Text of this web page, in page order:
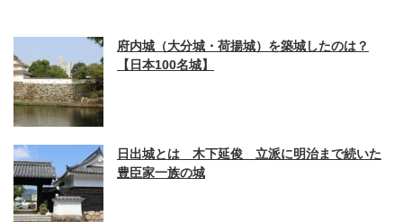
府内城（大分城・荷揚城）を築城したのは？
【日本100名城】
日出城とは 木下延俊 立派に明治まで続いた
豊臣家一族の城